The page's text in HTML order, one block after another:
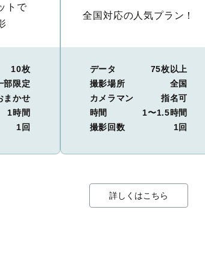
トで
10枚
部限定
まかせ
1時間
1回
全国対応の人気プラン！
データ
75枚以上
撮影場所
全国
カメラマン
指名可
時間
1〜1.5時間
撮影回数
1回
詳しくはこちら